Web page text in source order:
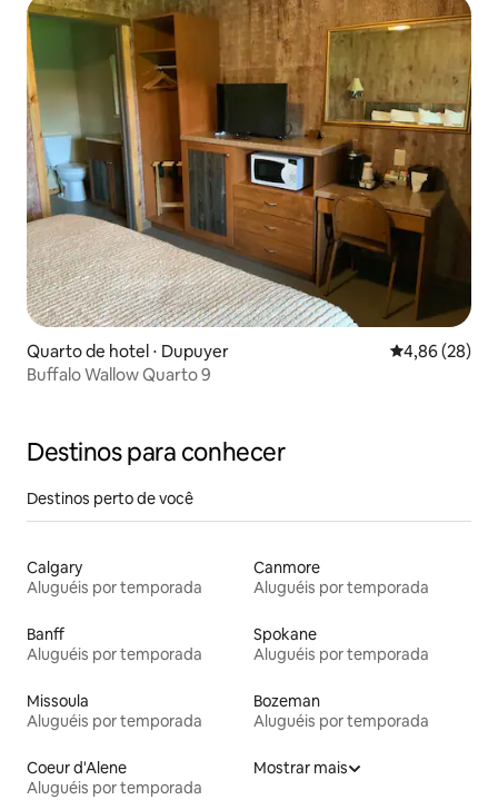
Quarto de hotel ⋅ Dupuyer 4,86 de uma
4,86 (28)
Buffalo Wallow Quarto 9
Destinos para conhecer
Destinos perto de você
Calgary
Aluguéis por temporada
Canmore
Aluguéis por temporada
Banff
Aluguéis por temporada
Spokane
Aluguéis por temporada
Missoula
Aluguéis por temporada
Bozeman
Aluguéis por temporada
Coeur d'Alene
Aluguéis por temporada
Mostrar mais